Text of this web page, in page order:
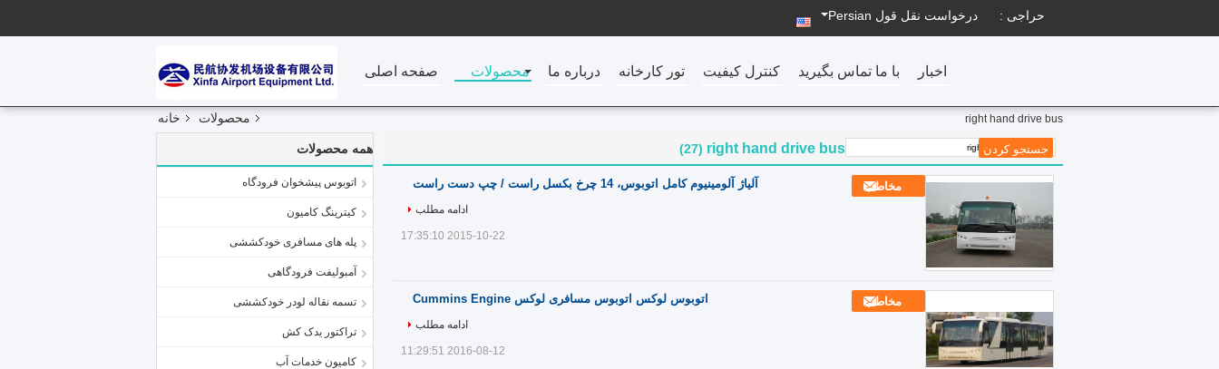
حراجی : درخواست نقل قول Persian
صفحه اصلی محصولات درباره ما تور کارخانه کنترل کیفیت با ما تماس بگیرید اخبار
خانه محصولات right hand drive bus
همه محصولات
اتوبوس پیشخوان فرودگاه
کیترینگ کامیون
پله های مسافری خودکششی
آمبولیفت فرودگاهی
تسمه نقاله لودر خودکششی
تراکتور یدک کش
کامیون خدمات آب
right hand drive bus
(27)
آلیاژ آلومینیوم کامل اتوبوس، 14 چرخ بکسل راست / چپ دست راست مخاطب
ادامه مطلب
2015-10-22 17:35:10
اتوبوس لوکس اتوبوس مسافری لوکس Cummins Engine مخاطب
ادامه مطلب
2016-08-12 11:29:51